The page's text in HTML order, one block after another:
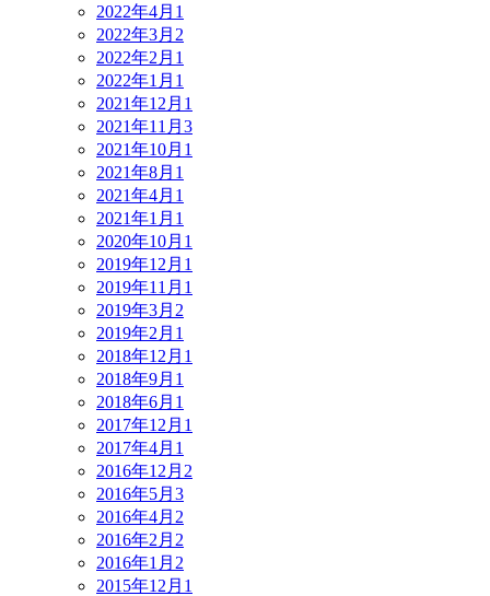
2022年4月 1
2022年3月 2
2022年2月 1
2022年1月 1
2021年12月 1
2021年11月 3
2021年10月 1
2021年8月 1
2021年4月 1
2021年1月 1
2020年10月 1
2019年12月 1
2019年11月 1
2019年3月 2
2019年2月 1
2018年12月 1
2018年9月 1
2018年6月 1
2017年12月 1
2017年4月 1
2016年12月 2
2016年5月 3
2016年4月 2
2016年2月 2
2016年1月 2
2015年12月 1